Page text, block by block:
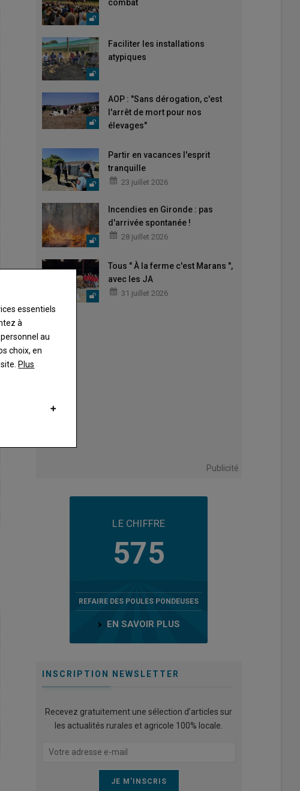
combat
Faciliter les installations
atypiques
AOP : "Sans dérogation, c'est
l'arrêt de mort pour nos
élevages"
Partir en vacances l'esprit
tranquille
23 juillet 2026
Incendies en Gironde : pas
d'arrivée spontanée !
28 juillet 2026
Tous " À la ferme c'est Marans ",
avec les JA
31 juillet 2026
Publicité
LE CHIFFRE
575
REFAIRE DES POULES PONDEUSES
EN SAVOIR PLUS
INSCRIPTION NEWSLETTER
Recevez gratuitement une sélection d’articles sur
les actualités rurales et agricole 100% locale.
essentiels
à
au
choix, en
Plus